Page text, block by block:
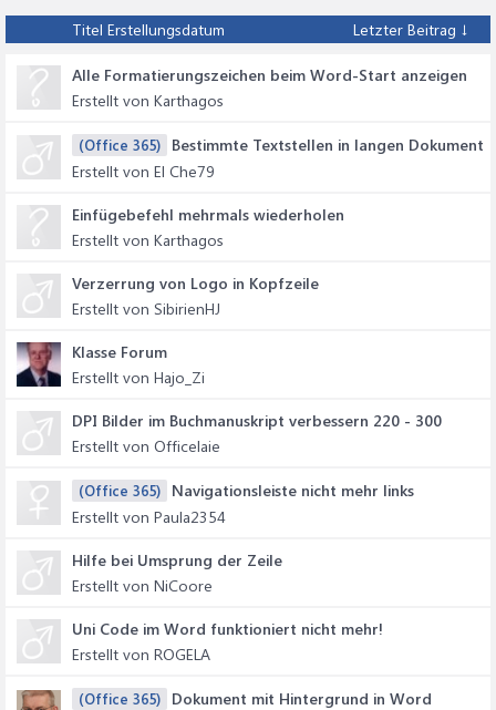
Titel Erstellungsdatum Letzter Beitrag ↓
Alle Formatierungszeichen beim Word-Start anzeigen
Erstellt von Karthagos
(Office 365)
Bestimmte Textstellen in langen Dokument
Erstellt von El Che79
Einfügebefehl mehrmals wiederholen
Erstellt von Karthagos
Verzerrung von Logo in Kopfzeile
Erstellt von SibirienHJ
Klasse Forum
Erstellt von Hajo_Zi
DPI Bilder im Buchmanuskript verbessern 220 - 300
Erstellt von Officelaie
(Office 365)
Navigationsleiste nicht mehr links
Erstellt von Paula2354
Hilfe bei Umsprung der Zeile
Erstellt von NiCoore
Uni Code im Word funktioniert nicht mehr!
Erstellt von ROGELA
(Office 365)
Dokument mit Hintergrund in Word